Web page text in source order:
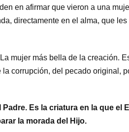
en afirmar que vieron a una
directamente en el alma, que
mujer más bella de la creación.
corrupción, del pecado original,
Es la criatura en la que el
la morada del Hijo.